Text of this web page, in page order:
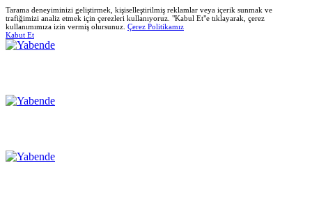
Tarama deneyiminizi geliştirmek, kişiselleştirilmiş reklamlar veya içerik sunmak ve
trafiğimizi analiz etmek için çerezleri kullanıyoruz. "Kabul Et"e tıklayarak, çerez
kullanımımıza izin vermiş olursunuz. Çerez Politikamız
Kabut Et